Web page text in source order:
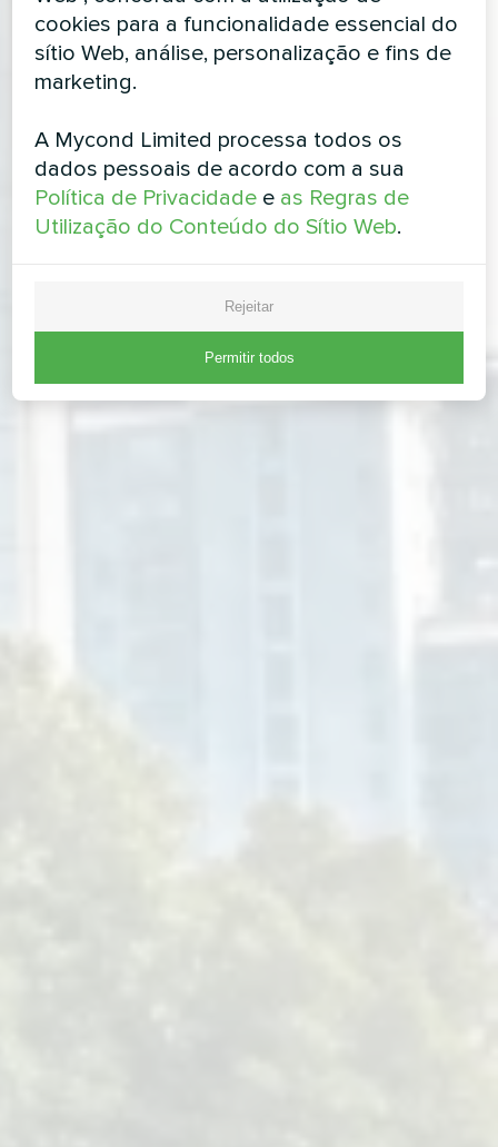
cookies para a funcionalidade essencial do
sítio Web, análise, personalização e fins de
marketing.
A Mycond Limited processa todos os
dados pessoais de acordo com a sua
Política de Privacidade e as Regras de
Utilização do Conteúdo do Sítio Web.
Rejeitar
Permitir todos